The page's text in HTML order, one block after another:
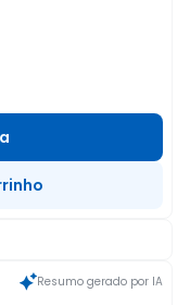
Resumo gerado por IA